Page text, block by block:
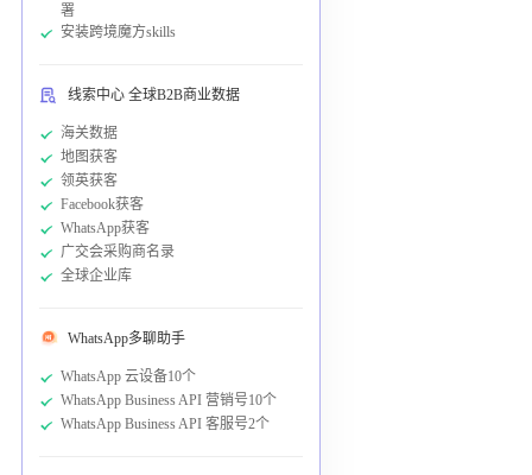
署
安装跨境魔方skills
线索中心 全球B2B商业数据
海关数据
地图获客
领英获客
Facebook获客
WhatsApp获客
广交会采购商名录
全球企业库
WhatsApp多聊助手
WhatsApp 云设备10个
WhatsApp Business API 营销号10个
WhatsApp Business API 客服号2个